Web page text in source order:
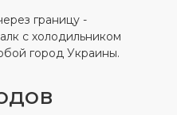
границу -
с холодильником
город Украины.